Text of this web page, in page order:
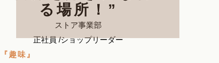
る場所！”
ストア事業部
正社員 /ショップリーダー
『趣味』